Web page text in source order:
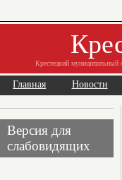
Крестецкий муниципальный
Главная Новости
Версия для
слабовидящих